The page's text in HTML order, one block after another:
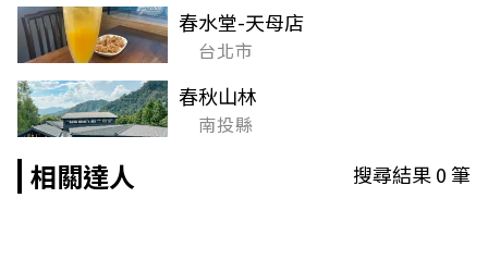
春水堂-天母店
台北市
春秋山林
南投縣
相關達人 搜尋結果0筆